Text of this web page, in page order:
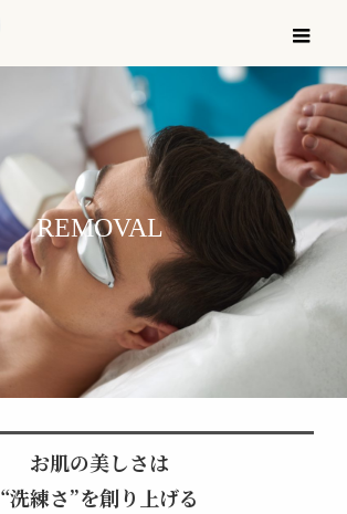
REMOVAL
お肌の美しさは
“洗練さ”を創り上げる